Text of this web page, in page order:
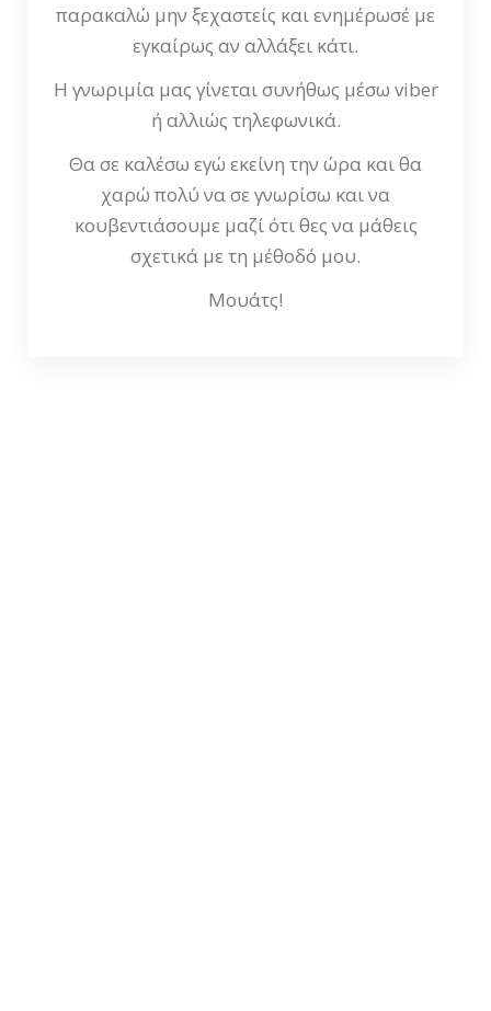
παρακαλώ μην ξεχαστείς και ενημέρωσέ με
εγκαίρως αν αλλάξει κάτι.
Η γνωριμία μας γίνεται συνήθως μέσω viber
ή αλλιώς τηλεφωνικά.
Θα σε καλέσω εγώ εκείνη την ώρα και θα
χαρώ πολύ να σε γνωρίσω και να
κουβεντιάσουμε μαζί ότι θες να μάθεις
σχετικά με τη μέθοδό μου.
Μουάτς!